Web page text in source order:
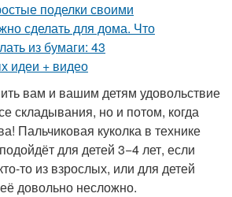
вам и вашим детям удовольствие
складывания, но и потом, когда
Пальчиковая куколка в технике
для детей 3−4 лет, если
то из взрослых, или для детей
довольно несложно.